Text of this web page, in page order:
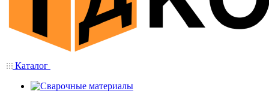
Каталог